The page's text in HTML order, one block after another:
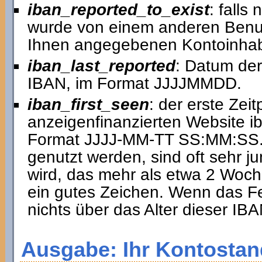
iban_reported_to_exist: falls
wurde von einem anderen
Ihnen angegebenen
iban_last_reported: Datum
IBAN, im Format JJJJMMDD.
iban_first_seen: der erste
anzeigenfinanzierten Website
Format JJJJ-MM-TT
genutzt werden, sind oft sehr
wird, das mehr als etwa 2
ein gutes Zeichen. Wenn das
nichts über das Alter dieser
Ausgabe: Ihr